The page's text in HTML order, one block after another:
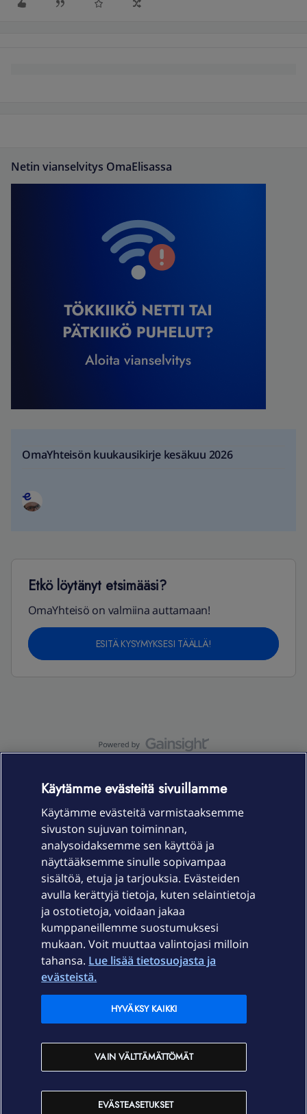
Netin vianselvitys OmaElisassa
OmaYhteisön kuukausikirje kesäkuu 2026
Etkö löytänyt etsimääsi?
OmaYhteisö on valmiina auttamaan!
ESITÄ KYSYMYKSESI TÄÄLLÄ!
Laitteet & liittymät
Palvelut
Ajankohtaista
Elisa Oyj
In English
Käytämme evästeitä sivuillamme
Käytämme evästeitä varmistaaksemme
sivuston sujuvan toiminnan,
analysoidaksemme sen käyttöä ja
näyttääksemme sinulle sopivampaa
sisältöä, etuja ja tarjouksia. Evästeiden
avulla kerättyjä tietoja, kuten selaintietoja
ja ostotietoja, voidaan jakaa
kumppaneillemme suostumuksesi
mukaan. Voit muuttaa valintojasi milloin
tahansa. Lue lisää tietosuojasta ja
evästeistä.
EVÄSTEASETUKSET
VAIN VÄLTTÄMÄTTÖMÄT
HYVÄKSY KAIKKI